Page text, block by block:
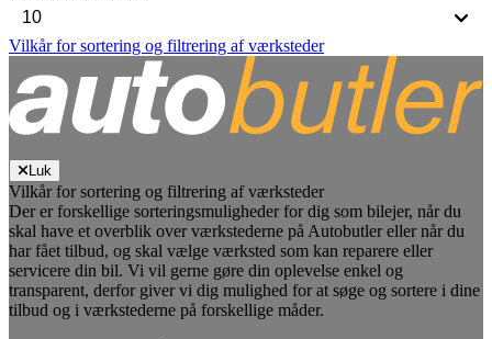
Vilkår for sortering og filtrering af værksteder
Luk
Vilkår for sortering og filtrering af værksteder
Der er forskellige sorteringsmuligheder for dig som bilejer, når du
skal have et overblik over værkstederne på Autobutler eller når du
har fået tilbud, og skal vælge værksted som kan reparere eller
servicere din bil. Vi vil gerne gøre din oplevelse enkel og
transparent, derfor giver vi dig mulighed for at søge og sortere i dine
tilbud og i værkstederne på forskellige måder.